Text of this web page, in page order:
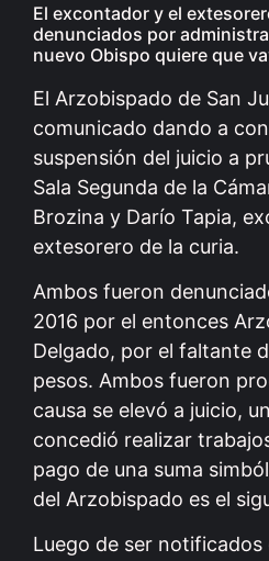
El excontador y el
denunciados por
nuevo Obispo quiere que
El Arzobispado de San
comunicado dando a
suspensión del juicio a
Sala Segunda de la
Brozina y Darío Tapia,
extesorero de la curia.
Ambos fueron
2016 por el entonces
Delgado, por el faltante
pesos. Ambos fueron
causa se elevó a juicio,
concedió realizar
pago de una suma
del Arzobispado es el
Luego de ser